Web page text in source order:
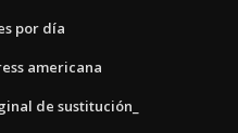
por día
americana
de sustitución_